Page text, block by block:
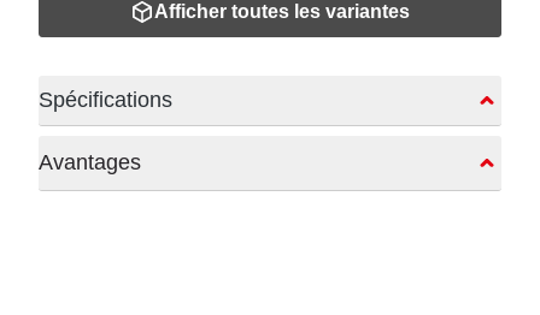
Afficher toutes les variantes
Spécifications
Avantages